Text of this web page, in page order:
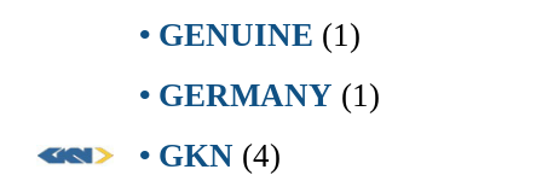
• GENUINE (1)
• GERMANY (1)
• GKN (4)